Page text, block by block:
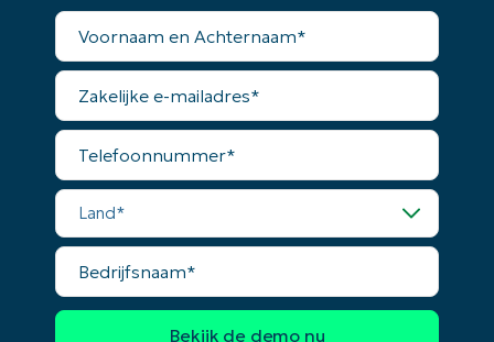
Voornaam
Achternaam*
Zakelijke
mailadres*
Telefoonnummer*
Land*
Bedrijfsnaam*